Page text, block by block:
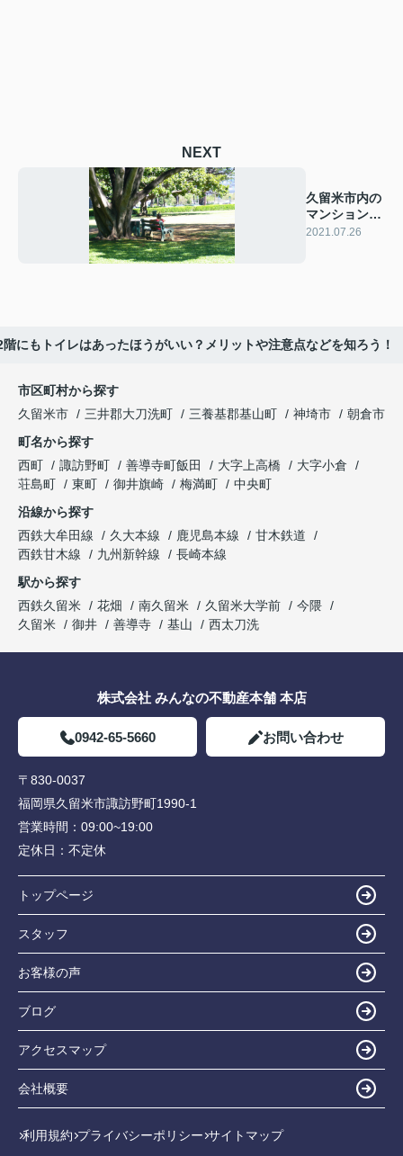
NEXT
久留米市内の
マンション相
続に伴う売却
2021.07.26
にもトイレはあったほうがいい？メリットや注意点などを知ろう！
市区町村から探す
久留米市
三井郡大刀洗町 三養基郡基山町 神埼市
朝倉市
町名から探す
西町
諏訪野町 善導寺町飯田 大字上高橋
大字小倉
荘島町
東町 御井旗崎 梅満町
中央町
沿線から探す
西鉄大牟田線
久大本線 鹿児島本線
甘木鉄道
西鉄甘木線
九州新幹線
長崎本線
駅から探す
西鉄久留米
花畑 南久留米 久留米大学前
今隈
久留米
御井 善導寺 基山 西太刀洗
株式会社 みんなの不動産本舗 本店
0942-65-5660 お問い合わせ
〒830-0037
福岡県久留米市諏訪野町1990-1
営業時間： 09:00~19:00
定休日： 不定休
トップページ
スタッフ
お客様の声
ブログ
アクセスマップ
会社概要
利用規約 プライバシーポリシー サイトマップ